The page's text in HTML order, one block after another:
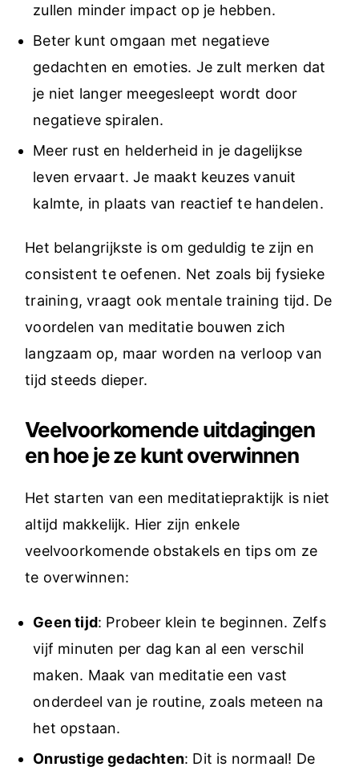
zullen minder impact op je hebben.
Beter kunt omgaan met negatieve
gedachten en emoties. Je zult merken dat
je niet langer meegesleept wordt door
negatieve spiralen.
Meer rust en helderheid in je dagelijkse
leven ervaart. Je maakt keuzes vanuit
kalmte, in plaats van reactief te handelen.
Het belangrijkste is om geduldig te zijn en
consistent te oefenen. Net zoals bij fysieke
training, vraagt ook mentale training tijd. De
voordelen van meditatie bouwen zich
langzaam op, maar worden na verloop van
tijd steeds dieper.
Veelvoorkomende uitdagingen
en hoe je ze kunt overwinnen
Het starten van een meditatiepraktijk is niet
altijd makkelijk. Hier zijn enkele
veelvoorkomende obstakels en tips om ze
te overwinnen:
Geen tijd: Probeer klein te beginnen. Zelfs
vijf minuten per dag kan al een verschil
maken. Maak van meditatie een vast
onderdeel van je routine, zoals meteen na
het opstaan.
Onrustige gedachten: Dit is normaal! De